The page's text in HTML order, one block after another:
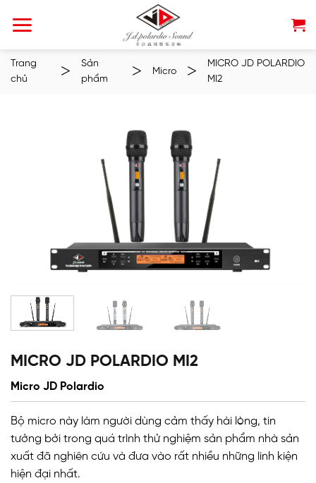
đến
dung
Trang
chủ
>
Sản
phẩm
> Micro >
MICRO JD POLARDIO
MI2
MICRO JD POLARDIO MI2
Micro JD Polardio
Bộ micro này làm người dùng cảm thấy hài lòng, tin
tưởng bởi trong quá trình thử nghiệm sản phẩm nhà sản
xuất đã nghiên cứu và đưa vào rất nhiều những linh kiện
hiện đại nhất.